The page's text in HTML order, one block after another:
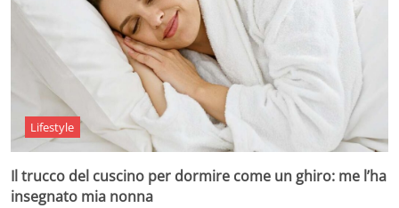
Lifestyle
Il trucco del cuscino per dormire come un ghiro: me l’ha
insegnato mia nonna